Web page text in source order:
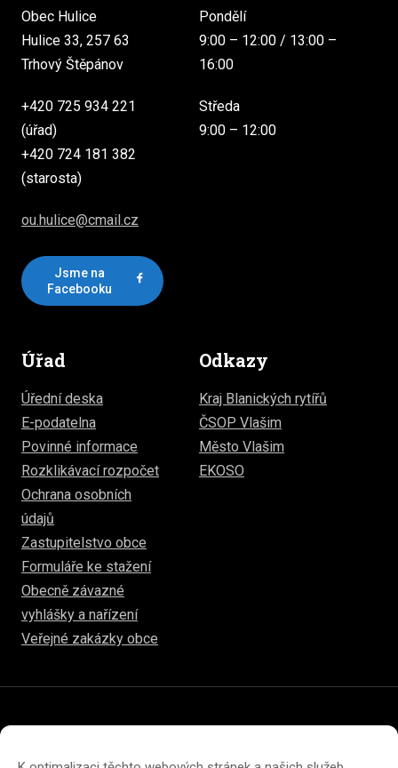
Obec Hulice
Hulice 33, 257 63
Trhový Štěpánov
+420 725 934 221
(úřad)
+420 724 181 382
(starosta)
ou.hulice@cmail.cz
Jsme na
Facebooku
Pondělí
9:00 – 12:00 / 13:00 –
16:00
Středa
9:00 – 12:00
Úřad
Úřední deska
E-podatelna
Povinné informace
Rozklikávací rozpočet
Ochrana osobních
údajů
Zastupitelstvo obce
Formuláře ke stažení
Obecně závazné
vyhlášky a nařízení
Veřejné zakázky obce
Odkazy
Kraj Blanických rytířů
ČSOP Vlašim
Město Vlašim
EKOSO
Prohlášení o přístupnosti Prohlášení o ochraně soukromí